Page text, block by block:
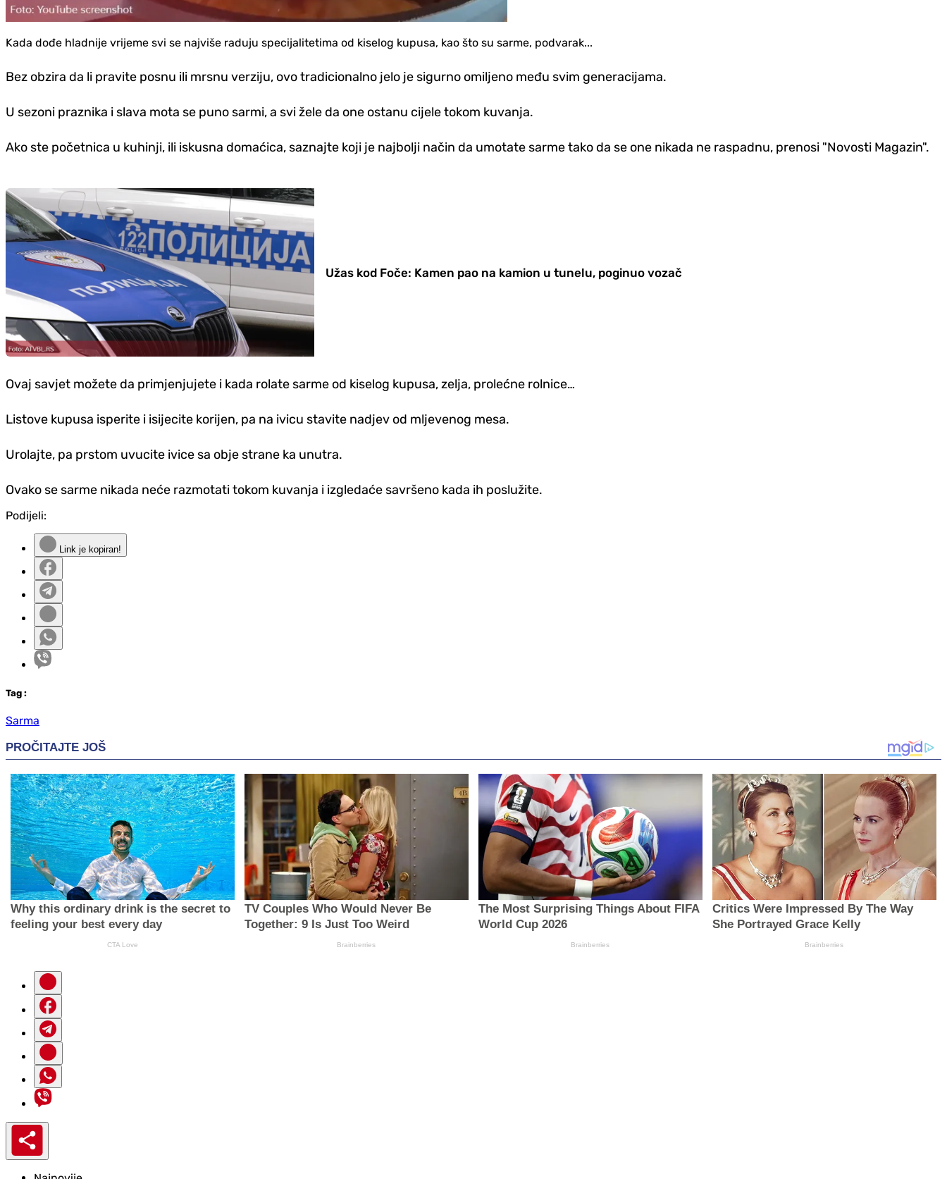
Kada dođe hladnije vrijeme svi se najviše raduju specijalitetima od kiselog kupusa, kao što su sarme, podvarak...
Bez obzira da li pravite posnu ili mrsnu verziju, ovo tradicionalno jelo je sigurno omiljeno među svim generacijama.
U sezoni praznika i slava mota se puno sarmi, a svi žele da one ostanu cijele tokom kuvanja.
Ako ste početnica u kuhinji, ili iskusna domaćica, saznajte koji je najbolji način da umotate sarme tako da se one nikada ne raspadnu, prenosi "Novosti Magazin".
Užas kod Foče: Kamen pao na kamion u tunelu, poginuo vozač
Ovaj savjet možete da primjenjujete i kada rolate sarme od kiselog kupusa, zelja, prolećne rolnice…
Listove kupusa isperite i isijecite korijen, pa na ivicu stavite nadjev od mljevenog mesa.
Urolajte, pa prstom uvucite ivice sa obje strane ka unutra.
Ovako se sarme nikada neće razmotati tokom kuvanja i izgledaće savršeno kada ih poslužite.
Podijeli:
Link je kopiran!
Tag :
Sarma